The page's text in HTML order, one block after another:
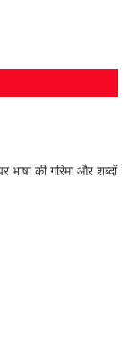
भाषा की गरिमा और शब्‍दों